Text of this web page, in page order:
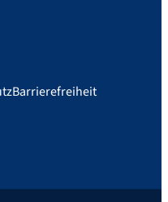
Barrierefreiheit